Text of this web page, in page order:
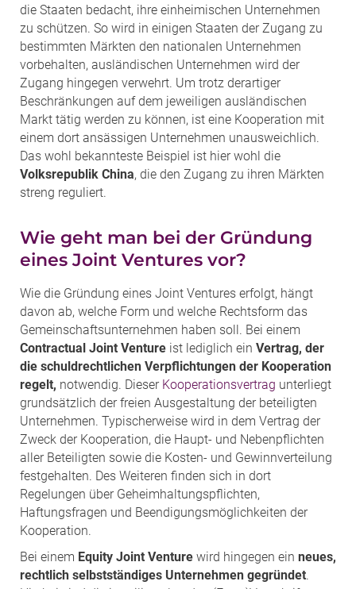
die Staaten bedacht, ihre einheimischen Unternehmen
zu schützen. So wird in einigen Staaten der Zugang zu
bestimmten Märkten den nationalen Unternehmen
vorbehalten, ausländischen Unternehmen wird der
Zugang hingegen verwehrt. Um trotz derartiger
Beschränkungen auf dem jeweiligen ausländischen
Markt tätig werden zu können, ist eine Kooperation mit
einem dort ansässigen Unternehmen unausweichlich.
Das wohl bekannteste Beispiel ist hier wohl die
Volksrepublik China, die den Zugang zu ihren Märkten
streng reguliert.
Wie geht man bei der Gründung
eines Joint Ventures vor?
Wie die Gründung eines Joint Ventures erfolgt, hängt
davon ab, welche Form und welche Rechtsform das
Gemeinschaftsunternehmen haben soll. Bei einem
Contractual Joint Venture ist lediglich ein Vertrag, der
die schuldrechtlichen Verpflichtungen der Kooperation
regelt, notwendig. Dieser Kooperationsvertrag unterliegt
grundsätzlich der freien Ausgestaltung der beteiligten
Unternehmen. Typischerweise wird in dem Vertrag der
Zweck der Kooperation, die Haupt- und Nebenpflichten
aller Beteiligten sowie die Kosten- und Gewinnverteilung
festgehalten. Des Weiteren finden sich in dort
Regelungen über Geheimhaltungspflichten,
Haftungsfragen und Beendigungsmöglichkeiten der
Kooperation.
Bei einem Equity Joint Venture wird hingegen ein neues,
rechtlich selbstständiges Unternehmen gegründet.